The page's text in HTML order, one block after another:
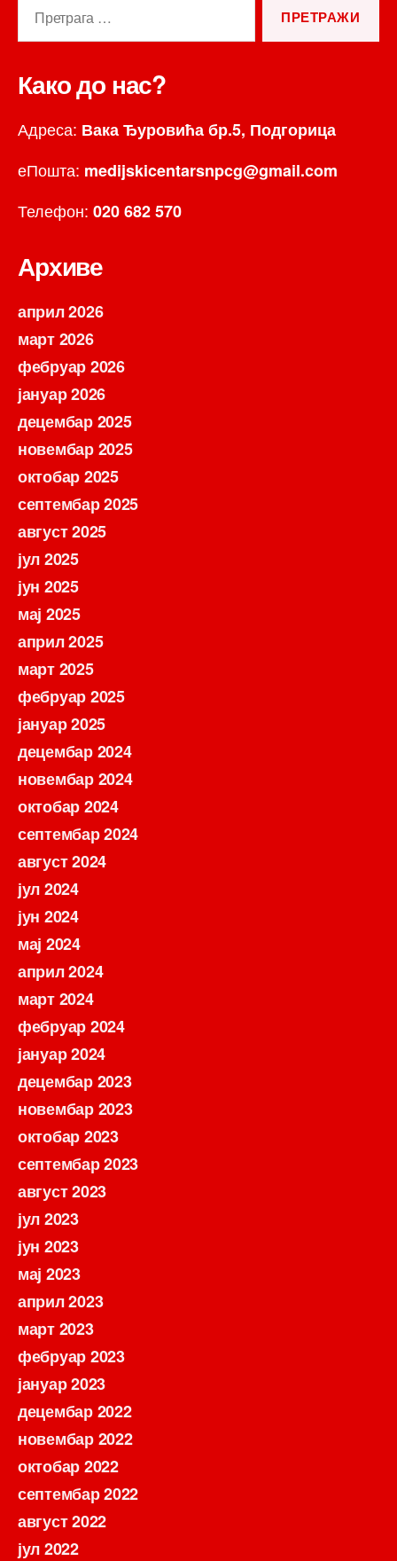
Како до нас?
Адреса: Вака Ђуровића бр.5, Подгорица
еПошта: medijskicentarsnpcg@gmail.com
Телефон: 020 682 570
Архиве
април 2026
март 2026
фебруар 2026
јануар 2026
децембар 2025
новембар 2025
октобар 2025
септембар 2025
август 2025
јул 2025
јун 2025
мај 2025
април 2025
март 2025
фебруар 2025
јануар 2025
децембар 2024
новембар 2024
октобар 2024
септембар 2024
август 2024
јул 2024
јун 2024
мај 2024
април 2024
март 2024
фебруар 2024
јануар 2024
децембар 2023
новембар 2023
октобар 2023
септембар 2023
август 2023
јул 2023
јун 2023
мај 2023
април 2023
март 2023
фебруар 2023
јануар 2023
децембар 2022
новембар 2022
октобар 2022
септембар 2022
август 2022
јул 2022